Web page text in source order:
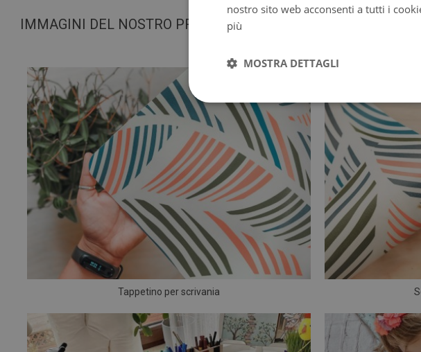
IMMAGINI DEL NOSTRO PRODOTTO
Tappetino per scrivania
nostro sito web acconsenti a tutti i
più
MOSTRA DETTAGLI